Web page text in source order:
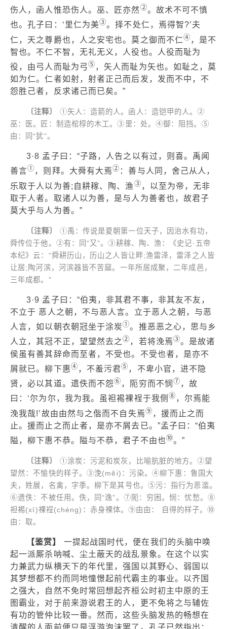
伤人，函人惟恐伤人。巫、匠亦然②。故术不可不慎
也。孔子曰：‘里仁为美③。择不处仁，焉得智?’夫
仁，天之尊爵也，人之安宅也。莫之御而不仁④ ，是不
智也。不仁不智，无礼无义，人役也。人役而耻为
役，由弓人而耻为弓⑤ ，矢人而耻为矢也。如耻之，莫
如为仁。仁者如射，射者正己而后发，发而不中，不
怨胜己者，反求诸己而已矣。”
〔注释〕
①矢人：造箭的人。函人：造铠甲的人。②
巫：医。匠：制造棺椁的木工。③里：处。④御：阻挡。⑤
由：同“犹”。
3·8 孟子曰：“子路，人告之以有过，则喜。禹闻
善言① ，则拜。大舜有大焉② ：善与人同，舍己从人，
乐取于人以为善;自耕稼、陶、渔 ③ ，以至为帝，无非
取于人者。取诸人以为善，是与人为善者也，故君子
莫大乎与人为善。”
〔注释〕
①禹：传说是夏朝第一位天子，因治水有功，
舜传位于他。②有：同“又”。③耕稼、陶、渔：《史记·五帝
本纪》云：“舜耕历山，历山之人皆让畔;渔雷泽，雷泽之人皆
让居;陶河滨，河滨器皆不苦窳。一年所居成聚，二年成邑，
三年成都。”
3·9 孟子曰：“伯夷，非其君不事，非其友不友，
不立于 恶人之朝，不与恶人言。立于恶人之朝，与恶
人言，如以朝衣朝冠坐于涂炭①。推恶恶之心，思与乡
人立，其冠不正，望望然去之② ，若将浼焉③。是故诸
侯虽有善其辞命而至者，不受也。不受也者，是亦不
屑就已。柳下惠④ ，不羞污君⑤ ，不卑小官，进不隐
贤，必以其道。遗佚而不怨⑥ ，阨穷而不悯 ⑦ ，故
曰：‘尔为尔，我为我。虽袒裼裸裎于我侧 ⑧ ，尔焉能
浼我哉!’故由由然与之偕而不自失焉⑨ ，援而止之而
止。援而止之而止者，是亦不屑去已。”孟子曰：“伯夷
隘，柳下惠不恭。隘与不恭，君子不由也⑩。”
〔注释〕
①涂炭：污泥和炭灰，比喻肮脏的地方。②望
望然：不愉快的样子。③浼(měi)：污染。④柳下惠：鲁国大
夫，姓展，名禽，字季。柳下是其号也。⑤污：指行为恶滥。
⑥遗佚：不被任用。佚，同“逸”。⑦阨：穷困。悯：忧愁。⑧
袒裼(xī)裸裎(chéng)：赤身裸体。⑨由由： 自得的样子。⑩
由：取。
【鉴赏】
一提起战国时代，便在我们的头脑中唤
起一派厮杀呐喊、尘土蔽天的战乱景象。在这个以实
力兼武力纵横天下的年代里，强国以其野心、弱国以
其梦想都不约而同地憧憬起前代霸主的事业。以齐国
之强大，自然不免时常回想起齐桓公时初主中原的王
图霸业，对于前来游说君王的人，更不免将之与辅佐
有功的管仲比较一番。然而，这些头脑发热的畅想在